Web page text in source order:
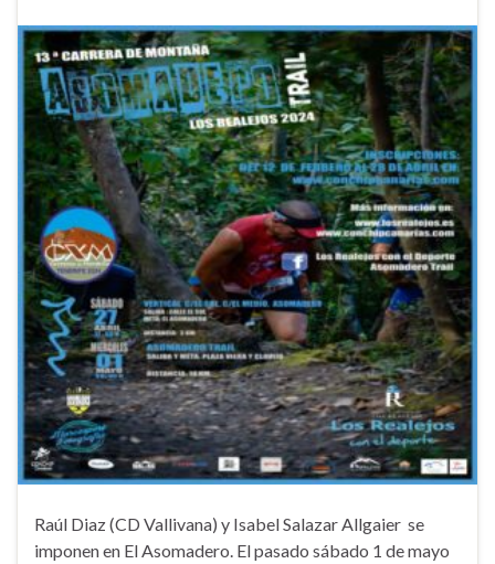
Raúl Diaz (CD Vallivana) y Isabel Salazar Allgaier se
imponen en El Asomadero. El pasado sábado 1 de mayo